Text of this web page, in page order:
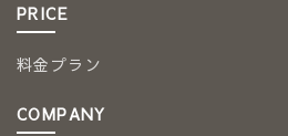
PRICE
料金プラン
COMPANY